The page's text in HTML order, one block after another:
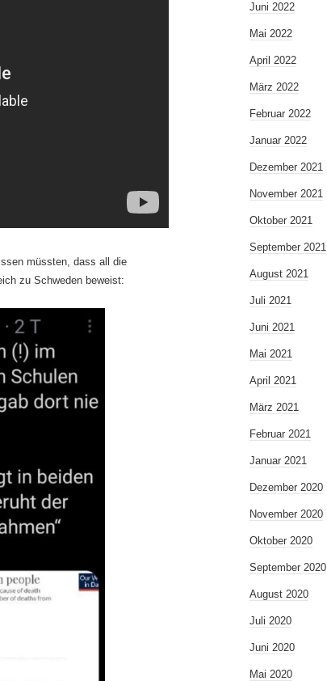
müssten, dass all die
zu Schweden beweist:
Juni 2022
Mai 2022
April 2022
März 2022
Februar 2022
Januar 2022
Dezember 2021
November 2021
Oktober 2021
September 2021
August 2021
Juli 2021
Juni 2021
Mai 2021
April 2021
März 2021
Februar 2021
Januar 2021
Dezember 2020
November 2020
Oktober 2020
September 2020
August 2020
Juli 2020
Juni 2020
Mai 2020